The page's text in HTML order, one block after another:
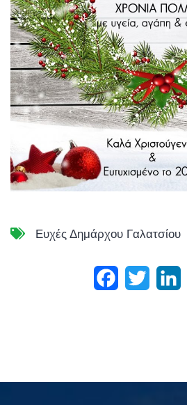
Ευχές Δημάρχου Γαλατσίου
Facebook
Twitter